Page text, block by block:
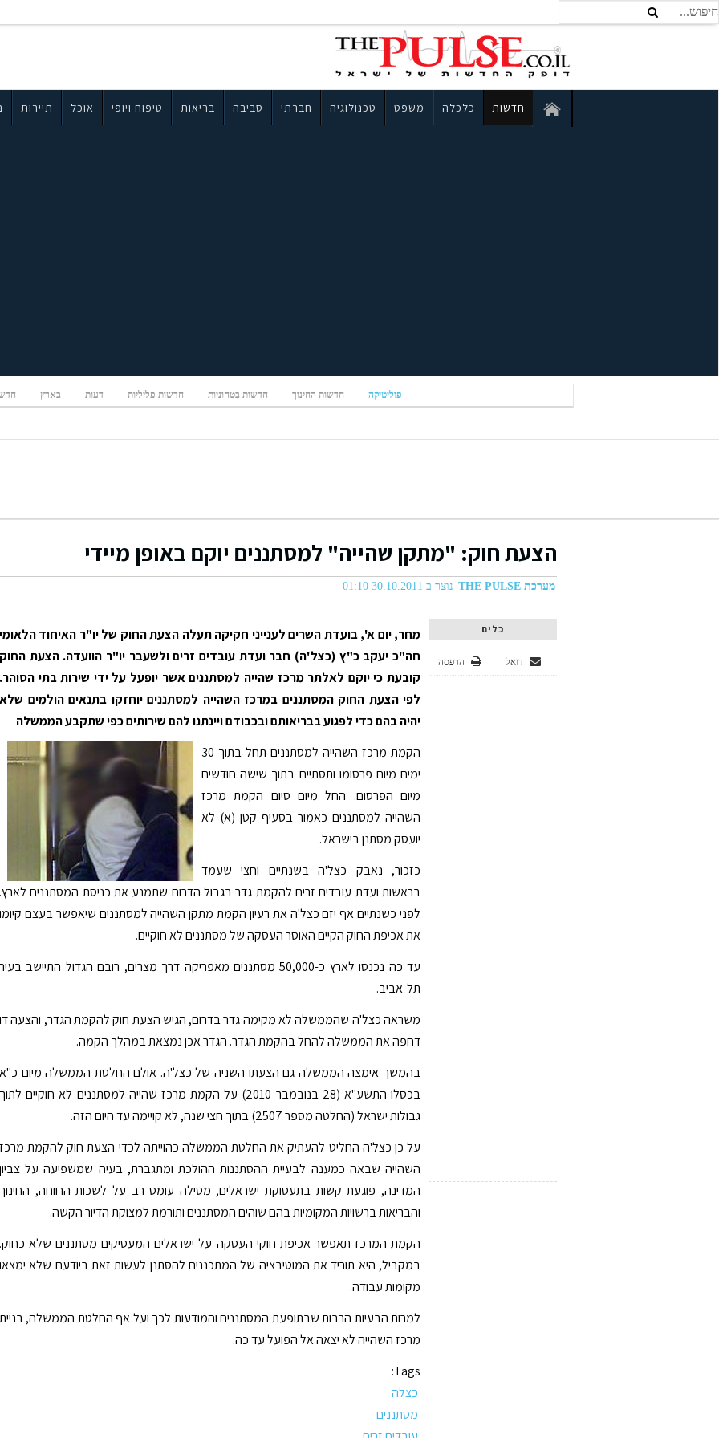
חדשות כלכלה משפט טכנולוגיה חברתי סביבה בריאות טיפוח ויופי אוכל תיירות
פוליטיקה חדשות החינוך חדשות בטחוניות חדשות פליליות דעות בארץ
הצעת חוק: "מתקן שהייה" למסתננים יוקם באופן מיידי
מערכת THE PULSE נוצר ב 30.10.2011 01:10
כלים
הדפסה דואל
מחר, יום א', בועדת השרים לענייני חקיקה תעלה הצעת החוק של יו"ר האיחוד הלאומי
חה"כ יעקב כ"ץ (כצל'ה) חבר ועדת עובדים זרים ולשעבר יו"ר הוועדה. הצעת החוק
קובעת כי יוקם לאלתר מרכז שהייה למסתננים אשר יופעל על ידי שירות בתי הסוהר.
לפי הצעת החוק המסתננים במרכז השהייה למסתננים יוחזקו בתנאים הולמים שלא
יהיה בהם כדי לפגוע בבריאותם ובכבודם ויינתנו להם שירותים כפי שתקבע הממשלה
הקמת מרכז השהייה למסתננים תחל בתוך 30
ימים מיום פרסומו ותסתיים בתוך שישה חודשים
מיום הפרסום. החל מיום סיום הקמת מרכז
השהייה למסתננים כאמור בסעיף קטן (א) לא
יועסק מסתנן בישראל.
כזכור, נאבק כצל'ה בשנתיים וחצי שעמד
בראשות ועדת עובדים זרים להקמת גדר בגבול הדרום שתמנע את כניסת המסתננים לארץ.
לפני כשנתיים אף יזם כצל'ה את רעיון הקמת מתקן השהייה למסתננים שיאפשר בעצם קיומו
את אכיפת החוק הקיים האוסר העסקה של מסתננים לא חוקיים.
עד כה נכנסו לארץ כ-50,000 מסתננים מאפריקה דרך מצרים, רובם הגדול התיישב בעיר
תל-אביב.
משראה כצל'ה שהממשלה לא מקימה גדר בדרום, הגיש הצעת חוק להקמת הגדר, והצעה דו
דחפה את הממשלה להחל בהקמת הגדר. הגדר אכן נמצאת במהלך הקמה.
בהמשך אימצה הממשלה גם הצעתו השניה של כצל'ה. אולם החלטת הממשלה מיום כ"א
בכסלו התשע"א (28 בנובמבר 2010) על הקמת מרכז שהייה למסתננים לא חוקיים לתוך
גבולות ישראל (החלטה מספר 2507) בתוך חצי שנה, לא קויימה עד היום הזה.
על כן כצל'ה החליט להעתיק את החלטת הממשלה כהוייתה לכדי הצעת חוק להקמת מרכז
השהייה שבאה כמענה לבעיית ההסתננות ההולכת ומתגברת, בעיה שמשפיעה על צביון
המדינה, פוגעת קשות בתעסוקת ישראלים, מטילה עומס רב על לשכות הרווחה, החינוך
והבריאות ברשויות המקומיות בהם שוהים המסתננים ותורמת למצוקת הדיור הקשה.
הקמת המרכז תאפשר אכיפת חוקי העסקה על ישראלים המעסיקים מסתננים שלא כחוק.
במקביל, היא תוריד את המוטיבציה של המתכננים להסתנן לעשות זאת ביודעם שלא ימצאו
מקומות עבודה.
למרות הבעיות הרבות שבתופעת המסתננים והמודעות לכך ועל אף החלטת הממשלה, בניית
מרכז השהייה לא יצאה אל הפועל עד כה.
Tags:
כצלה
מסתננים